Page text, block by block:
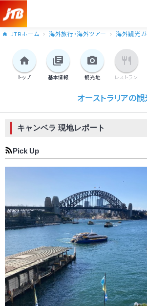
JTBホーム 海外旅行・海外ツアー 海外観光ガ
トップ 基本情報 観光地 レストラン
オーストラリアの
キャンベラ 現地レポート
Pick Up